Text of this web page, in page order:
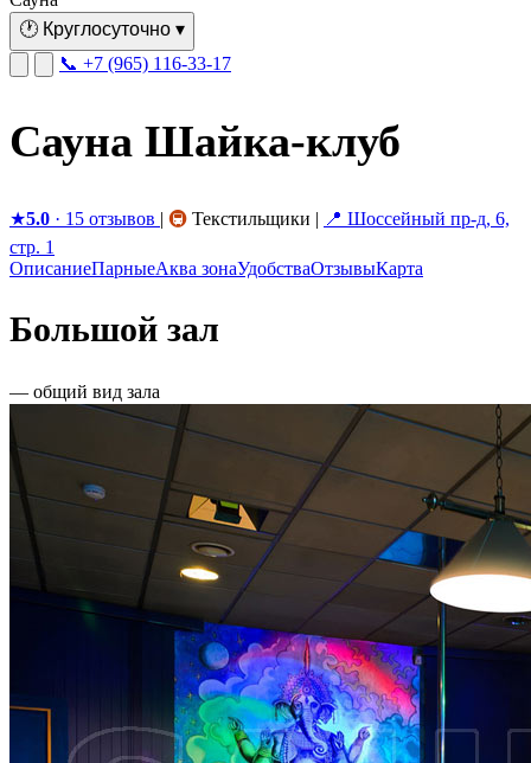
🕐 Круглосуточно ▾
📞 +7 (965) 116-33-17
Сауна Шайка-клуб
★5.0 · 15 отзывов | 🚇 Текстильщики | 📍 Шоссейный пр-д, 6,
стр. 1
ОписаниеПарныеАква зонаУдобстваОтзывыКарта
Большой зал
— общий вид зала